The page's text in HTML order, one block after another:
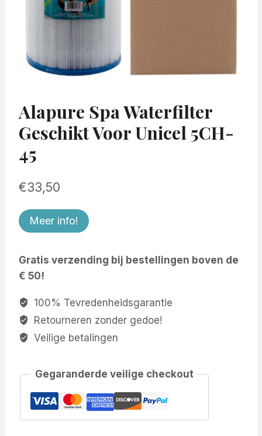
Alapure Spa Waterfilter
Geschikt Voor Unicel 5CH-
45
€33,50
Meer info!
Gratis verzending bij bestellingen boven de
€ 50!
100% Tevredenheidsgarantie
Retourneren zonder gedoe!
Veilige betalingen
Gegaranderde veilige checkout